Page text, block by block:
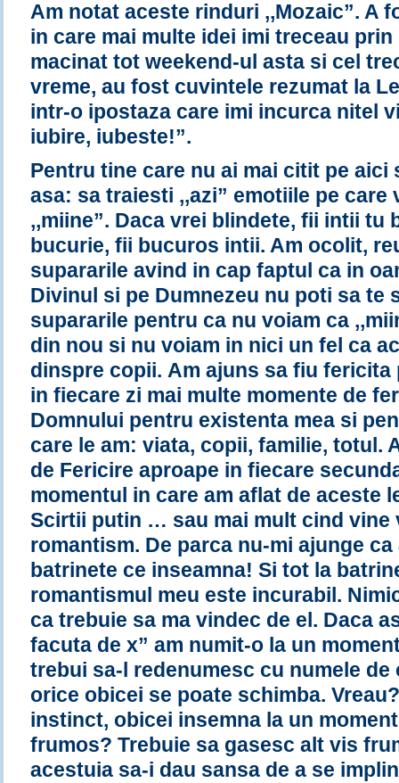
Am notat aceste rinduri ,,Mozaic”. A
in care mai multe idei imi treceau
macinat tot weekend-ul asta si cel
vreme, au fost cuvintele rezumat la
intr-o ipostaza care imi incurca nitel
iubire, iubeste!”.
Pentru tine care nu ai mai citit pe aici
asa: sa traiesti ,,azi” emotiile pe care
,,miine”. Daca vrei blindete, fii intii tu
bucurie, fii bucuros intii. Am ocolit,
supararile avind in cap faptul ca in
Divinul si pe Dumnezeu nu poti sa te
supararile pentru ca nu voiam ca
din nou si nu voiam in nici un fel ca
dinspre copii. Am ajuns sa fiu fericita
in fiecare zi mai multe momente de
Domnului pentru existenta mea si
care le am: viata, copii, familie, totul.
de Fericire aproape in fiecare
momentul in care am aflat de aceste
Scirtii putin … sau mai mult cind vine
romantism. De parca nu-mi ajunge ca
batrinete ce inseamna! Si tot la
romantismul meu este incurabil.
ca trebuie sa ma vindec de el. Daca
facuta de x” am numit-o la un
trebui sa-l redenumesc cu numele de
orice obicei se poate schimba.
instinct, obicei insemna la un
frumos? Trebuie sa gasesc alt vis
acestuia sa-i dau sansa de a se